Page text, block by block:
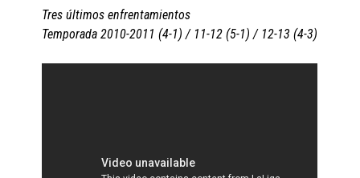
Tres últimos enfrentamientos
Temporada 2010-2011 (4-1) / 11-12 (5-1) / 12-13 (4-3)